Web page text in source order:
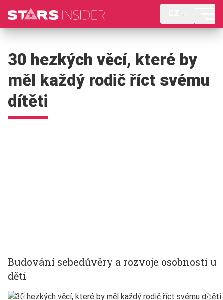
30 hezkých věcí, které by
měl každý rodič říct svému
dítěti
Budování sebedůvěry a rozvoje osobnosti u
dětí